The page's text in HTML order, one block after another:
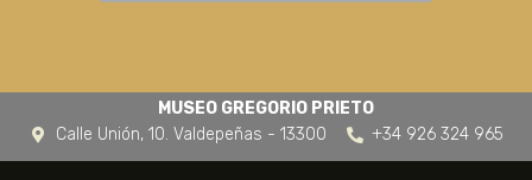
MUSEO GREGORIO PRIETO
Calle Unión, 10. Valdepeñas - 13300
+34 926 324 965